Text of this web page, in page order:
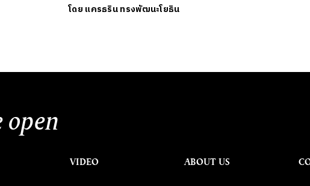
โดย แครธริน ทรงพัฒนะโยธิน
VIDEO ABOUT US